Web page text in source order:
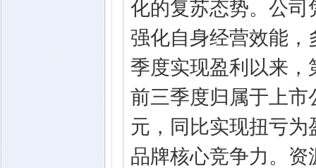
化的复苏态势。公
强化自身经营效能，
季度实现盈利以来，
前三季度归属于上市
元，同比实现扭亏
品牌核心竞争力。